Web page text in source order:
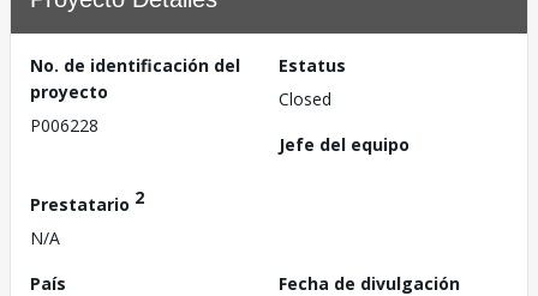
No. de identificación del
proyecto
P006228
Estatus
Closed
Jefe del equipo
Prestatario 2
N/A
País
Fecha de divulgación